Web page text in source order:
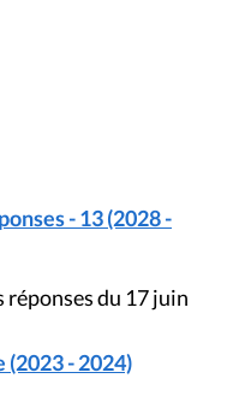
- 13 (2028 -
du 17 juin
(2023 - 2024)